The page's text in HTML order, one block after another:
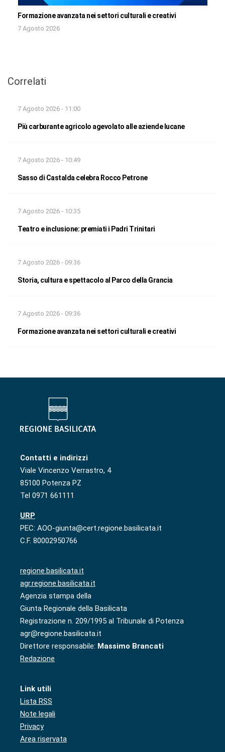
Formazione avanzata nei settori culturali e creativi
7 Agosto 2026
Correlati
7 Agosto 2026 - 11:00
Più carburante agricolo agevolato alle aziende lucane
7 Agosto 2026 - 10:49
Sasso di Castalda celebra Rocco Petrone
7 Agosto 2026 - 10:35
Teatro e inclusione: premiati i Padri Trinitari
7 Agosto 2026 - 09:36
Storia, cultura e spettacolo al Parco della Grancia
7 Agosto 2026 - 09:36
Formazione avanzata nei settori culturali e creativi
Contatti e indirizzi
Viale Vincenzo Verrastro, 4
85100 Potenza PZ
Tel 0971 661111
URP
PEC: AOO-giunta@cert.regione.basilicata.it
C.F. 80002950766
regione.basilicata.it
agr.regione.basilicata.it
Agenzia stampa della
Giunta Regionale della Basilicata
Registrazione n. 209/1995 al Tribunale di Potenza
agr@regione.basilicata.it
Direttore responsabile: Massimo Brancati
Redazione
Link utili
Lista RSS
Note legali
Privacy
Area riservata